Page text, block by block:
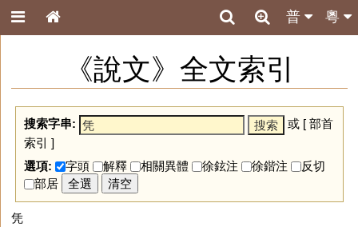
粵
普
《說文》全文索引
搜索字串: 或 [ 部首
索引 ]
選項:
字頭 解釋 相關異體 徐鉉注 徐鍇注
反切
部居
全選 清空
凭